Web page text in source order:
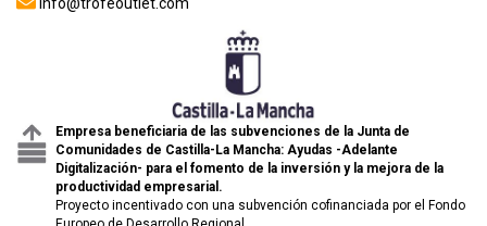
Empresa beneficiaria de las subvenciones de la Junta de
Comunidades de Castilla-La Mancha: Ayudas -Adelante
Digitalización- para el fomento de la inversión y la mejora de la
productividad empresarial.
Proyecto incentivado con una subvención cofinanciada por el Fondo